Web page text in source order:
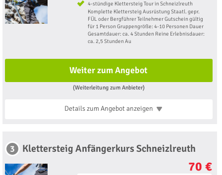
4-stündige Klettersteig Tour in Schneizlreuth
Komplette Klettersteig Ausrüstung Staatl. gepr.
FÜL oder Bergführer Teilnehmer Gutschein gültig
für 1 Person Gruppengröße: 4-10 Personen Dauer
Gesamtdauer: ca. 4 Stunden Reine Erlebnisdauer:
ca. 2,5 Stunden Au
Weiter zum Angebot
(Weiterleitung zum Anbieter)
Details zum Angebotanzeigen
3 Klettersteig Anfängerkurs Schneizlreuth
70 €